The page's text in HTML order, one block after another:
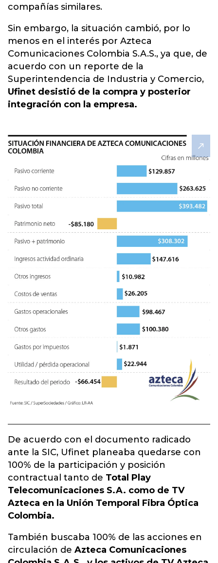
compañías similares.
Sin embargo, la situación cambió, por lo
menos en el interés por Azteca
Comunicaciones Colombia S.A.S., ya que, de
acuerdo con un reporte de la
Superintendencia de Industria y Comercio,
Ufinet desistió de la compra y posterior
integración con la empresa.
De acuerdo con el documento radicado
ante la SIC, Ufinet planeaba quedarse con
100% de la participación y posición
contractual tanto de Total Play
Telecomunicaciones S.A. como de TV
Azteca en la Unión Temporal Fibra Óptica
Colombia.
También buscaba 100% de las acciones en
circulación de Azteca Comunicaciones